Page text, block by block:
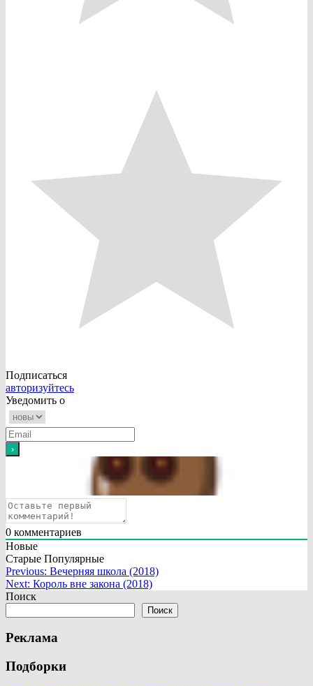
Подписаться
авторизуйтесь
Уведомить о
0 комментариев
Новые
Старые Популярные
Навигация
по
Previous: Вечерняя школа (2018)
Next: Король вне закона (2018)
Поиск
Поиск
Реклама
Подборки